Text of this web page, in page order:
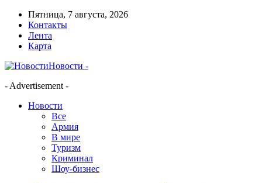
Пятница, 7 августа, 2026
Контакты
Лента
Карта
Новости -
- Advertisement -
Новости
Все
Армия
В мире
Туризм
Криминал
Шоу-бизнес